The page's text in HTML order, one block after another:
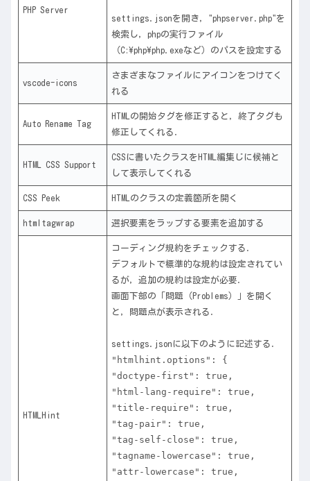
PHP Server
settings.jsonを開き，"phpserver.php"を
検索し，phpの実行ファイル
（C:\php\php.exeなど）のパスを設定する
vscode-icons
さまざまなファイルにアイコンをつけてく
れる
Auto Rename Tag
HTMLの開始タグを修正すると，終了タグも
修正してくれる．
HTML CSS Support
CSSに書いたクラスをHTML編集じに候補と
して表示してくれる
CSS Peek HTMLのクラスの定義箇所を開く
htmltagwrap 選択要素をラップする要素を追加する
HTMLHint
コーディング規約をチェックする．
デフォルトで標準的な規約は設定されてい
るが，追加の規約は設定が必要．
画面下部の「問題（Problems）」を開く
と，問題点が表示される．
settings.jsonに以下のように記述する．
"htmlhint.options": {
"doctype-first": true,
"html-lang-require": true,
"title-require": true,
"tag-pair": true,
"tag-self-close": true,
"tagname-lowercase": true,
"attr-lowercase": true,